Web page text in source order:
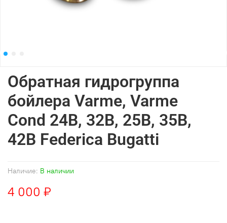
Наличие: В наличии
Обратная гидрогруппа
бойлера Varme, Varme
Cond 24B, 32B, 25B, 35B,
42B Federica Bugatti
4 000 ₽